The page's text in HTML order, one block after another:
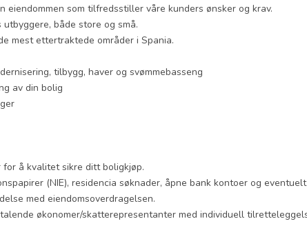
som tilfredsstiller våre kunders ønsker og krav.
både store og små.
mest ettertraktede områder i Spania.
tilbygg, haver og svømmebasseng
av din bolig
å kvalitet sikre ditt boligkjøp.
(NIE), residencia søknader, åpne bank kontoer og
med eiendomsoverdragelsen.
økonomer/skatterepresentanter med individuell